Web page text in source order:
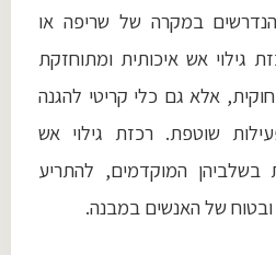
במקרה של שריפה או
גילוי אש איכותית ומתוחזקת
אלא גם כלי קריטי להגנה
שוטפת. רכזת גילוי אש
בשלביהן המוקדמים, להתריע
ובטוח של האנשים במבנה.